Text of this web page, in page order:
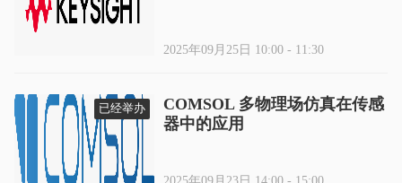
2025年09月25日 10:00 - 11:30
已经举办
COMSOL 多物理场仿真在传感
器中的应用